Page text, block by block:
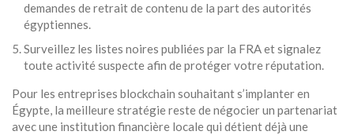
demandes de retrait de contenu de la part des autorités
égyptiennes.
Surveillez les listes noires publiées par la FRA et signalez
toute activité suspecte afin de protéger votre réputation.
Pour les entreprises blockchain souhaitant s’implanter en
Égypte, la meilleure stratégie reste de négocier un partenariat
avec une institution financière locale qui détient déjà une